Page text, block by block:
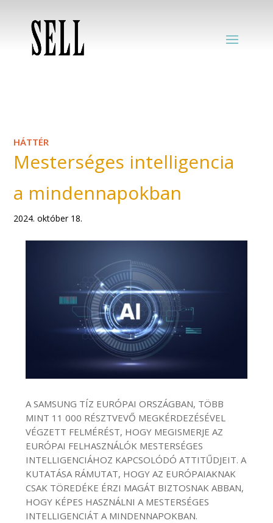
HÁTTÉR
Mesterséges intelligencia
a mindennapokban
2024. október 18.
A SAMSUNG TÍZ EURÓPAI ORSZÁGBAN, TÖBB
MINT 11 000 RÉSZTVEVŐ MEGKÉRDEZÉSÉVEL
VÉGZETT FELMÉRÉST, HOGY MEGISMERJE AZ
EURÓPAI FELHASZNÁLÓK MESTERSÉGES
INTELLIGENCIÁHOZ KAPCSOLÓDÓ ATTITŰDJEIT. A
KUTATÁSA RÁMUTAT, HOGY AZ EURÓPAIAKNAK
CSAK TÖREDÉKE ÉRZI MAGÁT BIZTOSNAK ABBAN,
HOGY KÉPES HASZNÁLNI A MESTERSÉGES
INTELLIGENCIÁT A MINDENNAPOKBAN.